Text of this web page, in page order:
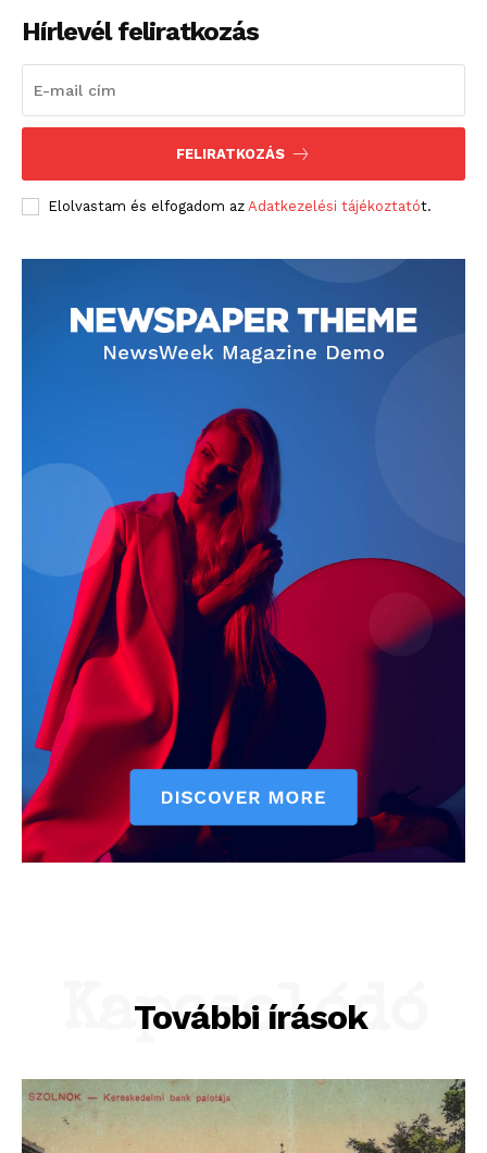
Hírlevél feliratkozás
FELIRATKOZÁS
Elolvastam és elfogadom az Adatkezelési tájékoztatót.
További írások
Kapcsolódó